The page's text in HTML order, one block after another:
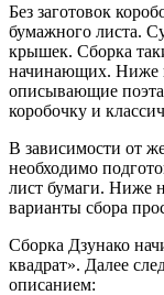
Без заготовок
бумажного листа.
крышек. Сборка
начинающих. Ниже
описывающие
коробочку и
В зависимости от
необходимо
лист бумаги. Ниже
варианты сбора
Сборка Дзунако
квадрат». Далее
описанием: